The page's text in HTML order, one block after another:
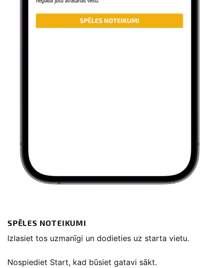
SPĒLES NOTEIKUMI
Izlasiet tos uzmanīgi un dodieties uz starta vietu.
Nospiediet Start, kad būsiet gatavi sākt.